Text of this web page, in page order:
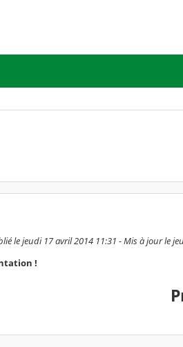
le jeudi 17 avril 2014 11:31 - Mis à jour le
!